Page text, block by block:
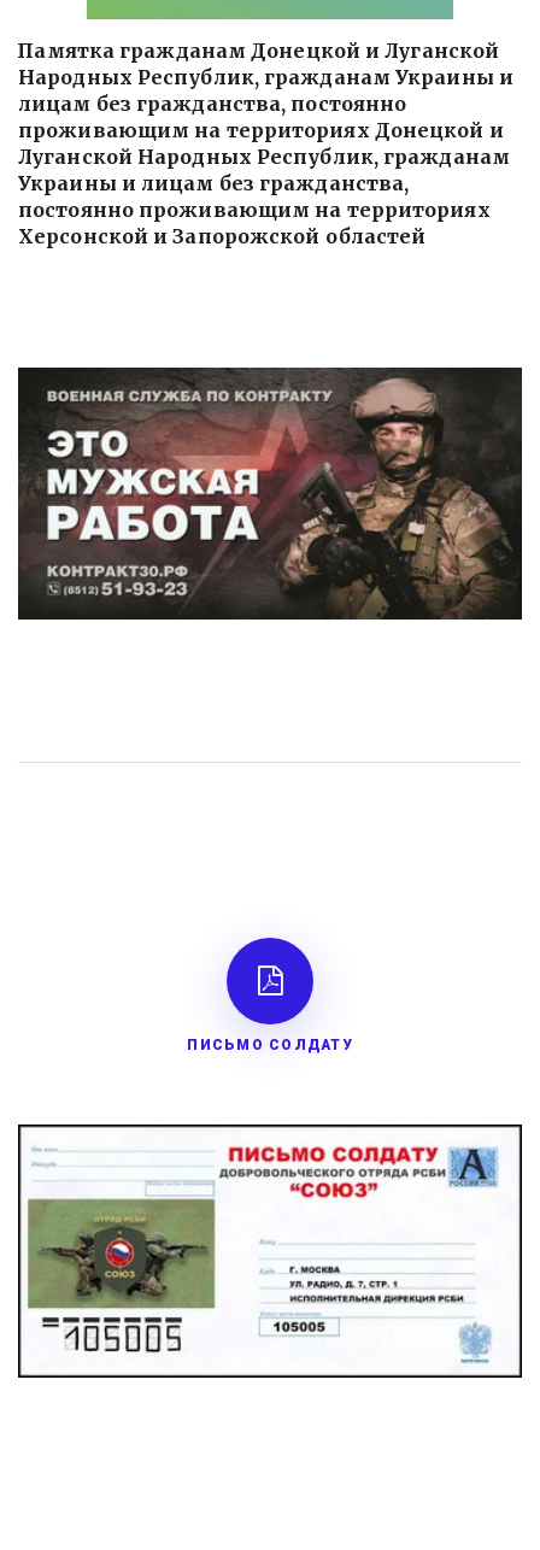
Памятка гражданам Донецкой и Луганской
Народных Республик, гражданам Украины и
лицам без гражданства, постоянно
проживающим на территориях Донецкой и
Луганской Народных Республик, гражданам
Украины и лицам без гражданства,
постоянно проживающим на территориях
Херсонской и Запорожской областей
ПИСЬМО СОЛДАТУ